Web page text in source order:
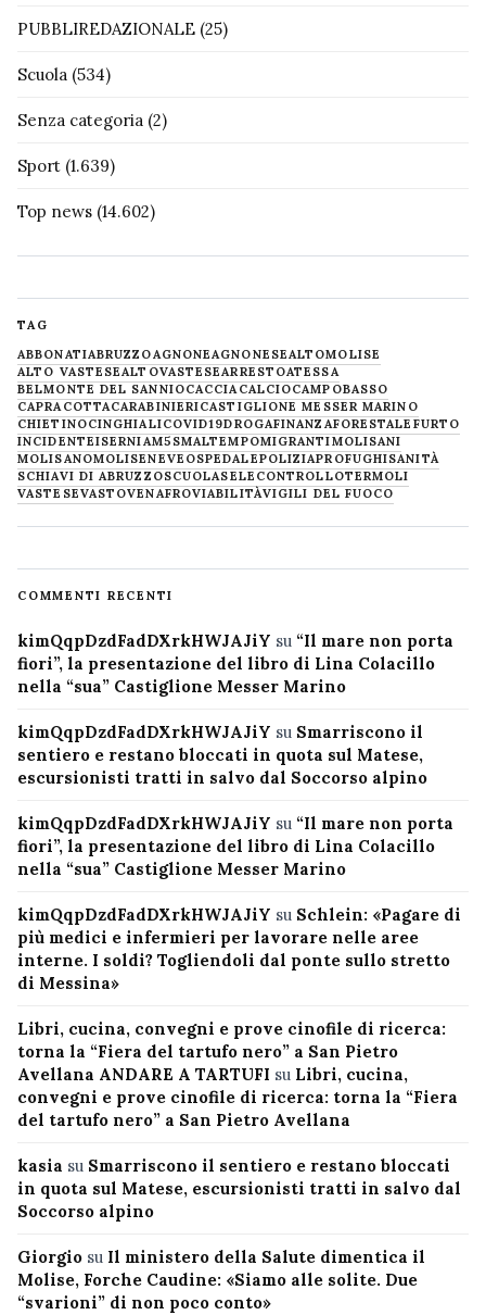
PUBBLIREDAZIONALE (25)
Scuola (534)
Senza categoria (2)
Sport (1.639)
Top news (14.602)
TAG
ABBONATIABRUZZOAGNONEAGNONESEALTOMOLISE
ALTO VASTESEALTOVASTESEARRESTOATESSA
BELMONTE DEL SANNIOCACCIACALCIOCAMPOBASSO
CAPRACOTTACARABINIERICASTIGLIONE MESSER MARINO
CHIETINOCINGHIALICOVID19DROGAFINANZAFORESTALE FURTO
INCIDENTEISERNIAM5SMALTEMPOMIGRANTIMOLISANI
MOLISANOMOLISENEVE OSPEDALEPOLIZIAPROFUGHISANITÀ
SCHIAVI DI ABRUZZOSCUOLASELECONTROLLOTERMOLI
VASTESEVASTOVENAFROVIABILITÀVIGILI DEL FUOCO
COMMENTI RECENTI
kimQqpDzdFadDXrkHWJAJiY su “Il mare non porta
fiori”, la presentazione del libro di Lina Colacillo
nella “sua” Castiglione Messer Marino
kimQqpDzdFadDXrkHWJAJiY su Smarriscono il
sentiero e restano bloccati in quota sul Matese,
escursionisti tratti in salvo dal Soccorso alpino
kimQqpDzdFadDXrkHWJAJiY su “Il mare non porta
fiori”, la presentazione del libro di Lina Colacillo
nella “sua” Castiglione Messer Marino
kimQqpDzdFadDXrkHWJAJiY su Schlein: «Pagare di
più medici e infermieri per lavorare nelle aree
interne. I soldi? Togliendoli dal ponte sullo stretto
di Messina»
Libri, cucina, convegni e prove cinofile di ricerca:
torna la “Fiera del tartufo nero” a San Pietro
Avellana ANDARE A TARTUFI su Libri, cucina,
convegni e prove cinofile di ricerca: torna la “Fiera
del tartufo nero” a San Pietro Avellana
kasia su Smarriscono il sentiero e restano bloccati
in quota sul Matese, escursionisti tratti in salvo dal
Soccorso alpino
Giorgio su Il ministero della Salute dimentica il
Molise, Forche Caudine: «Siamo alle solite. Due
“svarioni” di non poco conto»